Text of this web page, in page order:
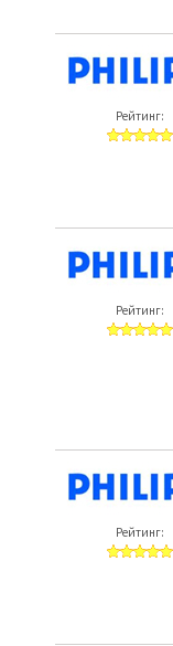
Рейтинг:
Рейтинг:
Рейтинг: